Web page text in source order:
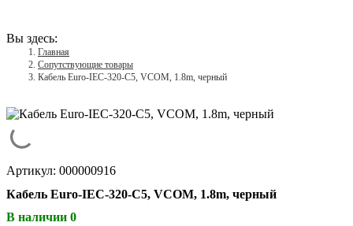
Вы здесь:
Главная
Сопутствующие товары
Кабель Euro-IEC-320-C5, VCOM, 1.8m, черный
Артикул: 000000916
Кабель Euro-IEC-320-C5, VCOM, 1.8m, черный
В наличии 0